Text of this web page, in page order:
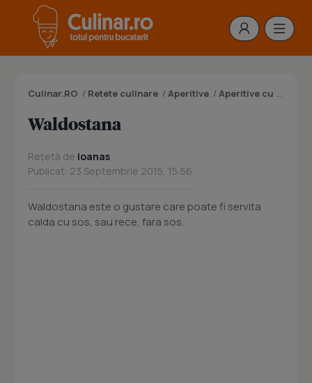
Culinar.RO / Retete culinare / Aperitive / Aperitive cu carne
Waldostana
Rețetă de ioanas
Publicat: 23 Septembrie 2015, 15:56
Waldostana este o gustare care poate fi servita
calda cu sos, sau rece, fara sos.